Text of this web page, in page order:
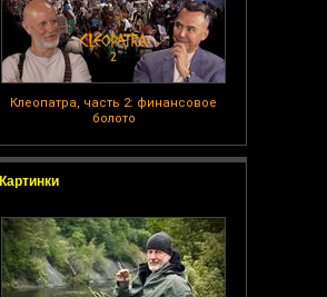
Клеопатра, часть 2: финансовое
болото
Картинки